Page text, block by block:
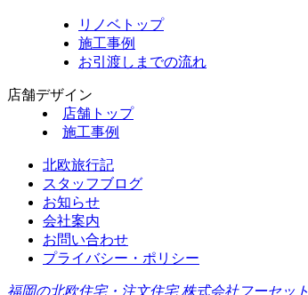
リノベトップ
施工事例
お引渡しまでの流れ
店舗デザイン
店舗トップ
施工事例
北欧旅行記
スタッフブログ
お知らせ
会社案内
お問い合わせ
プライバシー・ポリシー
福岡の北欧住宅・注文住宅 株式会社フーセット